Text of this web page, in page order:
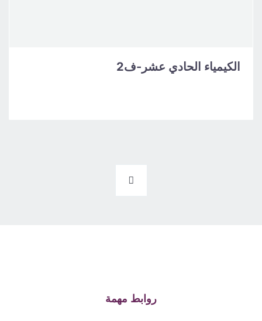
الكيمياء الحادي عشر-ف2
روابط مهمة